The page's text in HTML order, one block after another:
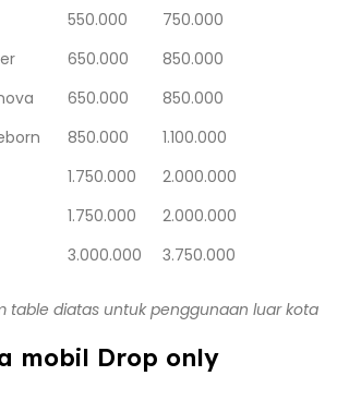
550.000
750.000
650.000
850.000
650.000
850.000
850.000
1.100.000
1.750.000
2.000.000
1.750.000
2.000.000
3.000.000 3.750.000
table diatas untuk penggunaan luar kota
mobil Drop only